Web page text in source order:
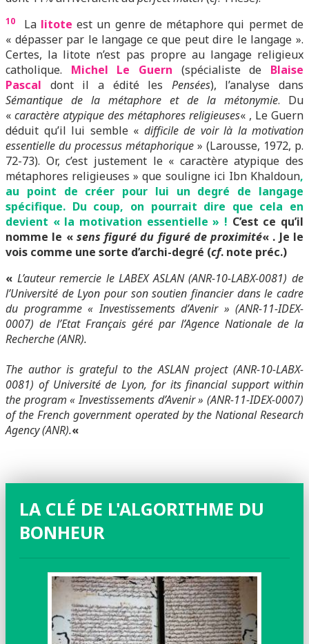
10 La litote est un genre de métaphore qui permet de
« dépasser par le langage ce que peut dire le langage ».
Certes, la litote n’est pas propre au langage religieux
catholique. Michel Le Guern (spécialiste de Blaise
Pascal dont il a édité les Pensées), l’analyse dans
Sémantique de la métaphore et de la métonymie. Du
« caractère atypique des métaphores religieuses« , Le Guern
déduit qu’il lui semble « difficile de voir là la motivation
essentielle du processus métaphorique » (Larousse, 1972, p.
72-73). Or, c’est justement le « caractère atypique des
métaphores religieuses » que souligne ici Ibn Khaldoun,
au point de créer pour lui un degré de langage
spécifique. Du coup, on pourrait dire que cela en
devient « la motivation essentielle » ! C’est ce qu’il
nomme le « sens figuré du figuré de proximité« . Je le
vois comme une sorte d’archi-degré (cf. note préc.)
« L’auteur remercie le LABEX ASLAN (ANR-10-LABX-0081) de
l’Université de Lyon pour son soutien financier dans le cadre
du programme « Investissements d’Avenir » (ANR-11-IDEX-
0007) de l’Etat Français géré par l’Agence Nationale de la
Recherche (ANR).
The author is grateful to the ASLAN project (ANR-10-LABX-
0081) of Université de Lyon, for its financial support within
the program « Investissements d’Avenir » (ANR-11-IDEX-0007)
of the French government operated by the National Research
Agency (ANR).«
LA CLÉ DE L'ALGORITHME DU
BONHEUR